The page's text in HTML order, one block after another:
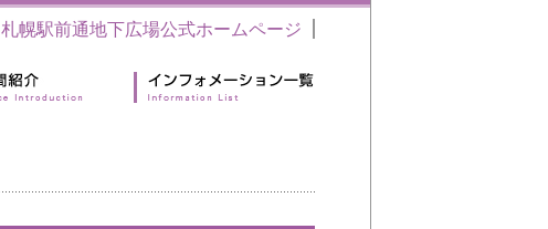
札幌駅前通地下広場公式ホームページ